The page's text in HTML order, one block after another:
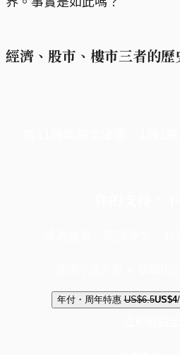
經濟、股市、樓市三者的歷
年付・周年特惠 US$6.5US$4